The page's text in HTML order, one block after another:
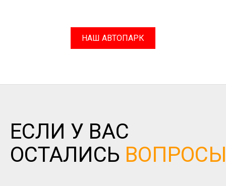
НАШ АВТОПАРК
ЕСЛИ У ВАС
ОСТАЛИСЬ